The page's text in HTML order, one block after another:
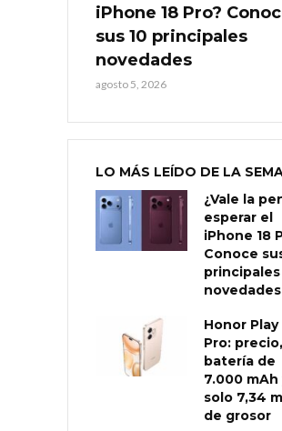
iPhone 18 Pro?
sus 10 principales
novedades
agosto 5, 2026
LO MÁS LEÍDO DE LA
¿Vale la
esperar el
iPhone 18
Conoce
principales
novedades
Honor Play
Pro: precio,
batería de
7.000 mAh
solo 7,34
de grosor